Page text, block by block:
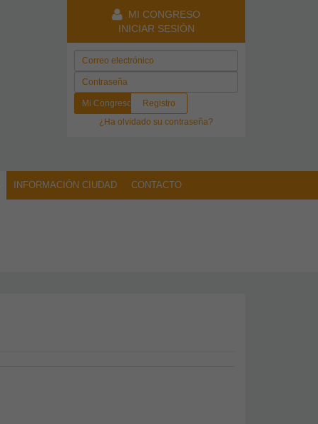
MI CONGRESO
INICIAR SESIÓN
Mi Congreso
Registro
¿Ha olvidado su contraseña?
INFORMACIÓN CIUDAD CONTACTO